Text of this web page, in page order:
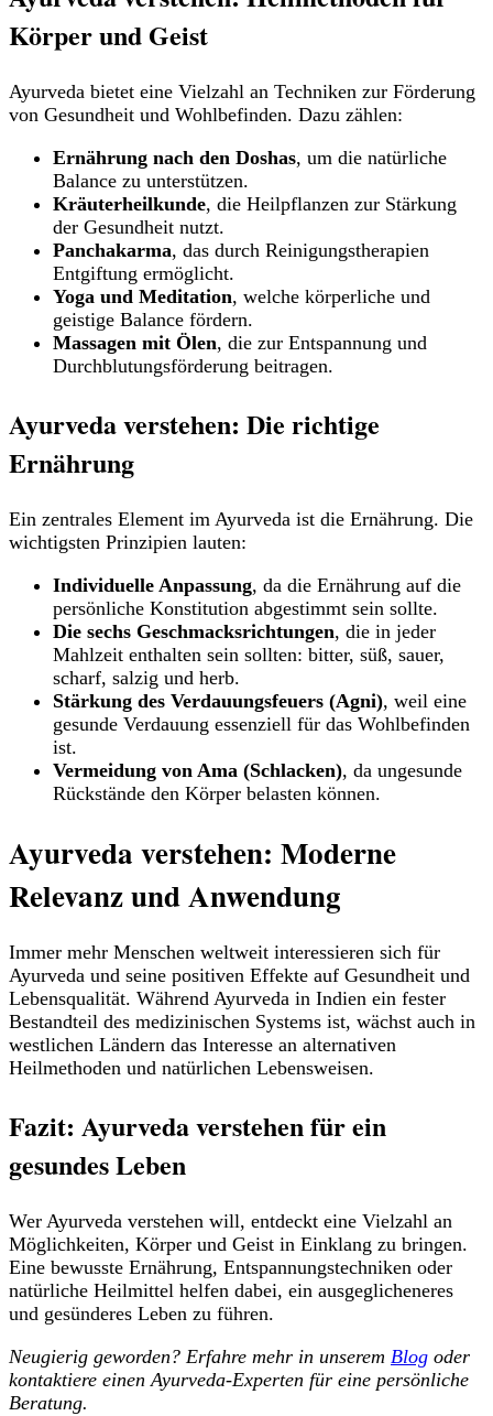
Körper und Geist
Ayurveda bietet eine Vielzahl an Techniken zur Förderung
von Gesundheit und Wohlbefinden. Dazu zählen:
Ernährung nach den Doshas, um die natürliche
Balance zu unterstützen.
Kräuterheilkunde, die Heilpflanzen zur Stärkung
der Gesundheit nutzt.
Panchakarma, das durch Reinigungstherapien
Entgiftung ermöglicht.
Yoga und Meditation, welche körperliche und
geistige Balance fördern.
Massagen mit Ölen, die zur Entspannung und
Durchblutungsförderung beitragen.
Ayurveda verstehen: Die richtige
Ernährung
Ein zentrales Element im Ayurveda ist die Ernährung. Die
wichtigsten Prinzipien lauten:
Individuelle Anpassung, da die Ernährung auf die
persönliche Konstitution abgestimmt sein sollte.
Die sechs Geschmacksrichtungen, die in jeder
Mahlzeit enthalten sein sollten: bitter, süß, sauer,
scharf, salzig und herb.
Stärkung des Verdauungsfeuers (Agni), weil eine
gesunde Verdauung essenziell für das Wohlbefinden
ist.
Vermeidung von Ama (Schlacken), da ungesunde
Rückstände den Körper belasten können.
Ayurveda verstehen: Moderne
Relevanz und Anwendung
Immer mehr Menschen weltweit interessieren sich für
Ayurveda und seine positiven Effekte auf Gesundheit und
Lebensqualität. Während Ayurveda in Indien ein fester
Bestandteil des medizinischen Systems ist, wächst auch in
westlichen Ländern das Interesse an alternativen
Heilmethoden und natürlichen Lebensweisen.
Fazit: Ayurveda verstehen für ein
gesundes Leben
Wer Ayurveda verstehen will, entdeckt eine Vielzahl an
Möglichkeiten, Körper und Geist in Einklang zu bringen.
Eine bewusste Ernährung, Entspannungstechniken oder
natürliche Heilmittel helfen dabei, ein ausgeglicheneres
und gesünderes Leben zu führen.
Neugierig geworden? Erfahre mehr in unserem Blog oder
kontaktiere einen Ayurveda-Experten für eine persönliche
Beratung.